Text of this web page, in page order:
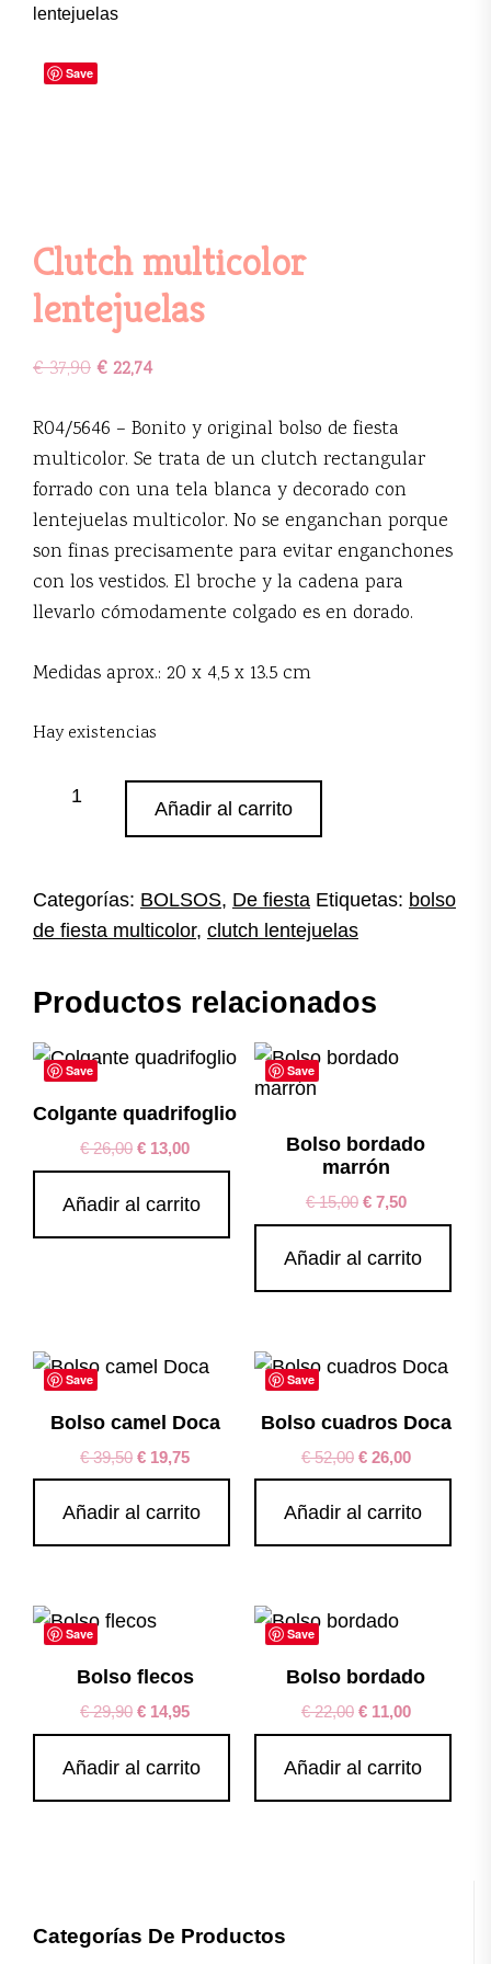
lentejuelas
Save
Clutch multicolor
lentejuelas
€37,90€22,74
R04/5646 – Bonito y original bolso de fiesta
multicolor. Se trata de un clutch rectangular
forrado con una tela blanca y decorado con
lentejuelas multicolor. No se enganchan porque
son finas precisamente para evitar enganchones
con los vestidos. El broche y la cadena para
llevarlo cómodamente colgado es en dorado.
Medidas aprox.: 20 x 4,5 x 13.5 cm
Hay existencias
Clutch
Añadir al carrito
Categorías: BOLSOS, De fiesta Etiquetas: bolso
de fiesta multicolor, clutch lentejuelas
Productos relacionados
Save
Colgante quadrifoglio
€26,00 € 13,00
Añadir al carrito
Save
Bolso bordado
marrón
€15,00 €7,50
Añadir al carrito
Save
Bolso camel Doca
€39,50 € 19,75
Añadir al carrito
Save
Bolso cuadros Doca
€52,00 €26,00
Añadir al carrito
Save
Bolso flecos
€29,90 € 14,95
Añadir al carrito
Save
Bolso bordado
€22,00 €11,00
Añadir al carrito
Categorías De Productos